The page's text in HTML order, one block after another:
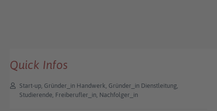
Quick Infos
Start-up, Gründer_in Handwerk, Gründer_in Dienstleitung,
Studierende, Freiberufler_in, Nachfolger_in